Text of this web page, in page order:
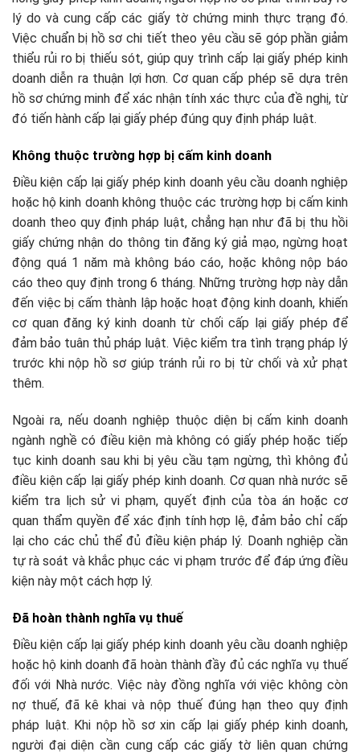
lý do và cung cấp các giấy tờ chứng minh thực trạng đó.
Việc chuẩn bị hồ sơ chi tiết theo yêu cầu sẽ góp phần giảm
thiểu rủi ro bị thiếu sót, giúp quy trình cấp lại giấy phép kinh
doanh diễn ra thuận lợi hơn. Cơ quan cấp phép sẽ dựa trên
hồ sơ chứng minh để xác nhận tính xác thực của đề nghị, từ
đó tiến hành cấp lại giấy phép đúng quy định pháp luật.
Không thuộc trường hợp bị cấm kinh doanh
Điều kiện cấp lại giấy phép kinh doanh yêu cầu doanh nghiệp
hoặc hộ kinh doanh không thuộc các trường hợp bị cấm kinh
doanh theo quy định pháp luật, chẳng hạn như đã bị thu hồi
giấy chứng nhận do thông tin đăng ký giả mạo, ngừng hoạt
động quá 1 năm mà không báo cáo, hoặc không nộp báo
cáo theo quy định trong 6 tháng. Những trường hợp này dẫn
đến việc bị cấm thành lập hoặc hoạt động kinh doanh, khiến
cơ quan đăng ký kinh doanh từ chối cấp lại giấy phép để
đảm bảo tuân thủ pháp luật. Việc kiểm tra tình trạng pháp lý
trước khi nộp hồ sơ giúp tránh rủi ro bị từ chối và xử phạt
thêm.​
Ngoài ra, nếu doanh nghiệp thuộc diện bị cấm kinh doanh
ngành nghề có điều kiện mà không có giấy phép hoặc tiếp
tục kinh doanh sau khi bị yêu cầu tạm ngừng, thì không đủ
điều kiện cấp lại giấy phép kinh doanh. Cơ quan nhà nước sẽ
kiểm tra lịch sử vi phạm, quyết định của tòa án hoặc cơ
quan thẩm quyền để xác định tính hợp lệ, đảm bảo chỉ cấp
lại cho các chủ thể đủ điều kiện pháp lý. Doanh nghiệp cần
tự rà soát và khắc phục các vi phạm trước để đáp ứng điều
kiện này một cách hợp lý.
Đã hoàn thành nghĩa vụ thuế
Điều kiện cấp lại giấy phép kinh doanh yêu cầu doanh nghiệp
hoặc hộ kinh doanh đã hoàn thành đầy đủ các nghĩa vụ thuế
đối với Nhà nước. Việc này đồng nghĩa với việc không còn
nợ thuế, đã kê khai và nộp thuế đúng hạn theo quy định
pháp luật. Khi nộp hồ sơ xin cấp lại giấy phép kinh doanh,
người đại diện cần cung cấp các giấy tờ liên quan chứng